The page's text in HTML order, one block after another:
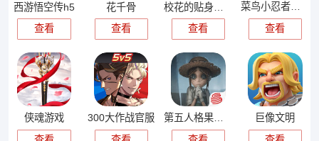
西游悟空传h5
查看
花千骨
查看
查看
菜鸟小忍者游戏
查看
侠魂游戏
300大作战官服
第五人格果盘渠道服
巨像文明